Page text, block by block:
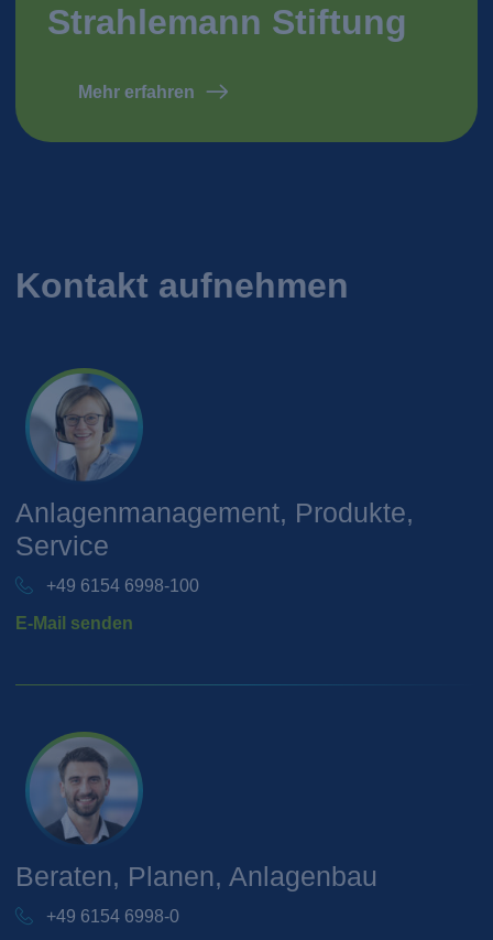
Strahlemann Stiftung
Mehr erfahren
Kontakt aufnehmen
Anlagenmanagement, Produkte,
Service
+49 6154 6998-100
E-Mail senden
Beraten, Planen, Anlagenbau
+49 6154 6998-0